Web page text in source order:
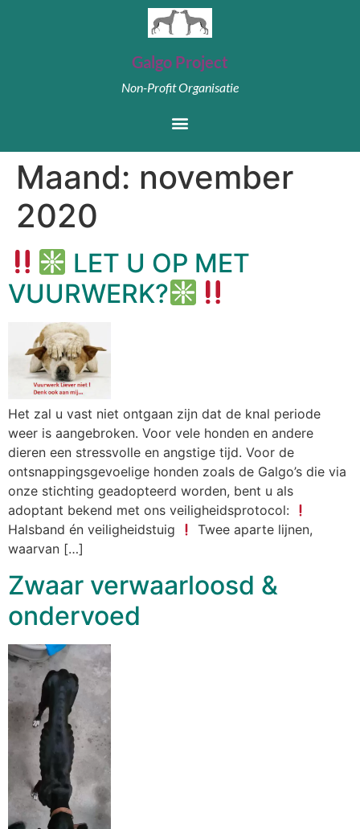
Galgo Project
Non-Profit Organisatie
Maand: november
2020
LET U OP MET
VUURWERK?
Het zal u vast niet ontgaan zijn dat de knal periode
weer is aangebroken. Voor vele honden en andere
dieren een stressvolle en angstige tijd. Voor de
ontsnappingsgevoelige honden zoals de Galgo’s die via
onze stichting geadopteerd worden, bent u als
adoptant bekend met ons veiligheidsprotocol:
Halsband én veiligheidstuig
Twee aparte lijnen,
waarvan […]
Zwaar verwaarloosd &
ondervoed